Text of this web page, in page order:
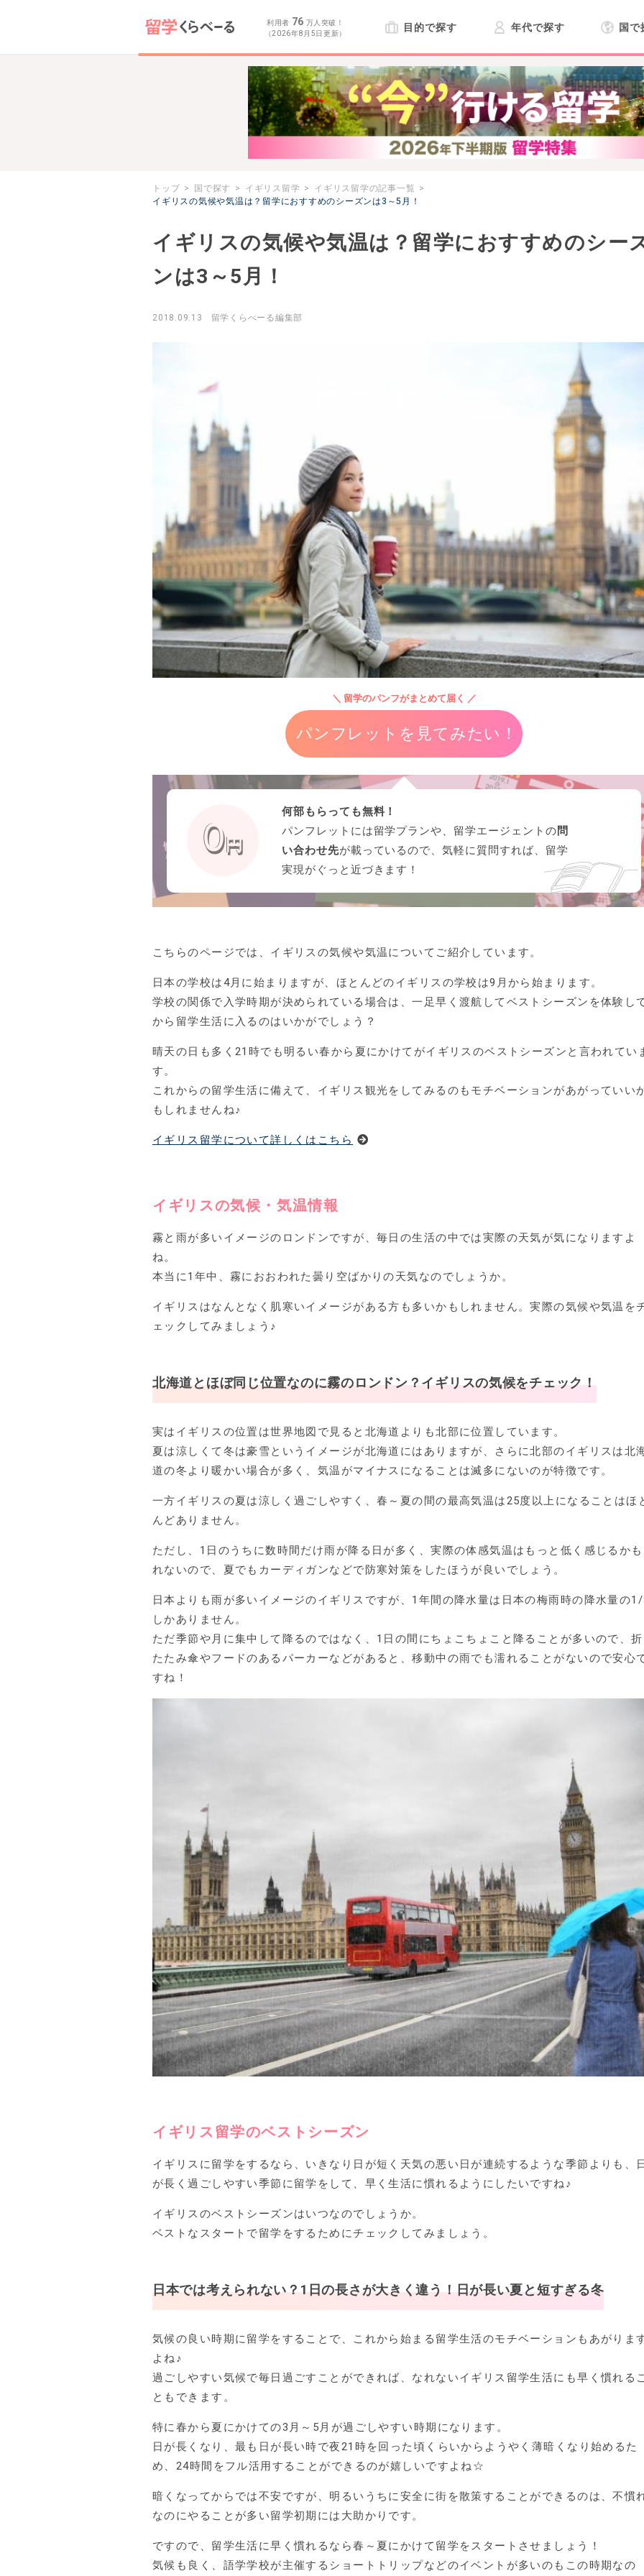
利用者 76 万人突破！
（2026年8月5日更新）
目的で探す 年代で探す 国で
トップ 国で探す イギリス留学
イギリス留学の記事一覧
イギリスの気候や気温は？留学におすすめのシーズンは3～5月！
イギリスの気候や気温は？留学におすすめのシー
ンは3～5月！
2018.09.13 留学くらべーる編集部
＼ 留学のパンフがまとめて届く ／
パンフレットを見てみたい！
何部もらっても無料！
パンフレットには留学プランや、留学エージェントの問
い合わせ先が載っているので、気軽に質問すれば、留学
実現がぐっと近づきます！
こちらのページでは、イギリスの気候や気温についてご紹介しています。
日本の学校は4月に始まりますが、ほとんどのイギリスの学校は9月から始まります。
学校の関係で入学時期が決められている場合は、一足早く渡航してベストシーズンを体験し
から留学生活に入るのはいかがでしょう？
晴天の日も多く21時でも明るい春から夏にかけてがイギリスのベストシーズンと言われてい
す。
これからの留学生活に備えて、イギリス観光をしてみるのもモチベーションがあがっていい
もしれませんね♪
イギリス留学について詳しくはこちら
イギリスの気候・気温情報
霧と雨が多いイメージのロンドンですが、毎日の生活の中では実際の天気が気になりますよ
ね。
本当に1年中、霧におおわれた曇り空ばかりの天気なのでしょうか。
イギリスはなんとなく肌寒いイメージがある方も多いかもしれません。実際の気候や気温を
ェックしてみましょう♪
北海道とほぼ同じ位置なのに霧のロンドン？イギリスの気候をチェック！
実はイギリスの位置は世界地図で見ると北海道よりも北部に位置しています。
夏は涼しくて冬は豪雪というイメージが北海道にはありますが、さらに北部のイギリスは北
道の冬より暖かい場合が多く、気温がマイナスになることは滅多にないのが特徴です。
一方イギリスの夏は涼しく過ごしやすく、春～夏の間の最高気温は25度以上になることはほ
んどありません。
ただし、1日のうちに数時間だけ雨が降る日が多く、実際の体感気温はもっと低く感じるか
れないので、夏でもカーディガンなどで防寒対策をしたほうが良いでしょう。
日本よりも雨が多いイメージのイギリスですが、1年間の降水量は日本の梅雨時の降水量の
しかありません。
ただ季節や月に集中して降るのではなく、1日の間にちょこちょこと降ることが多いので、
たたみ傘やフードのあるパーカーなどがあると、移動中の雨でも濡れることがないので安心
すね！
イギリス留学のベストシーズン
イギリスに留学をするなら、いきなり日が短く天気の悪い日が連続するような季節よりも、
が長く過ごしやすい季節に留学をして、早く生活に慣れるようにしたいですね♪
イギリスのベストシーズンはいつなのでしょうか。
ベストなスタートで留学をするためにチェックしてみましょう。
日本では考えられない？1日の長さが大きく違う！日が長い夏と短すぎる冬
気候の良い時期に留学をすることで、これから始まる留学生活のモチベーションもあがりま
よね♪
過ごしやすい気候で毎日過ごすことができれば、なれないイギリス留学生活にも早く慣れる
ともできます。
特に春から夏にかけての3月～5月が過ごしやすい時期になります。
日が長くなり、最も日が長い時で夜21時を回った頃くらいからようやく薄暗くなり始めるた
め、24時間をフル活用することができるのが嬉しいですよね☆
暗くなってからでは不安ですが、明るいうちに安全に街を散策することができるのは、不慣
なのにやることが多い留学初期には大助かりです。
ですので、留学生活に早く慣れるなら春～夏にかけて留学をスタートさせましょう！
気候も良く、語学学校が主催するショートトリップなどのイベントが多いのもこの時期なの